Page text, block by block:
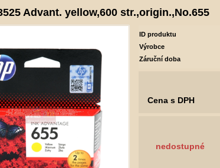
Advant. yellow,600 str.,origin.,No.655
ID produktu
Výrobce
Záruční doba
Cena s DPH
nedostupné